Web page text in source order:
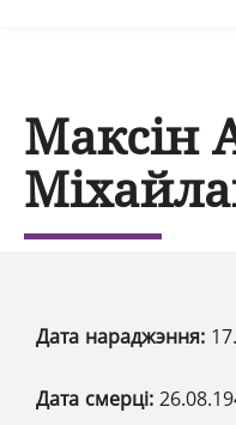
Максін
Дата нараджэння:
Дата смерці: